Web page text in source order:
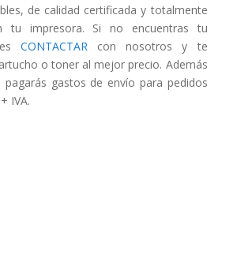
de calidad certificada y totalmente
tu impresora. Si no encuentras tu
CONTACTARcon nosotros y te
o toner al mejor precio. Además
gastos de envío para pedidos
IVA.